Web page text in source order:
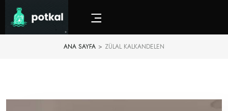
ANA SAYFA > ZÜLAL KALKANDELEN